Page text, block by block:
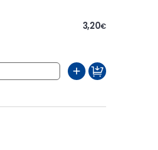
3,20€
+